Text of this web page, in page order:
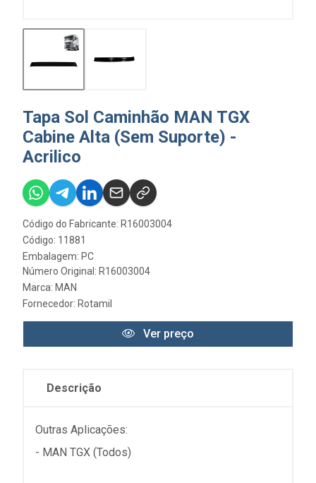
Tapa Sol Caminhão MAN TGX
Cabine Alta (Sem Suporte) -
Acrilico
Código do Fabricante: R16003004
Código: 11881
Embalagem: PC
Número Original: R16003004
Marca: MAN
Fornecedor: Rotamil
Ver preço
Descrição
Outras Aplicações:
- MAN TGX (Todos)